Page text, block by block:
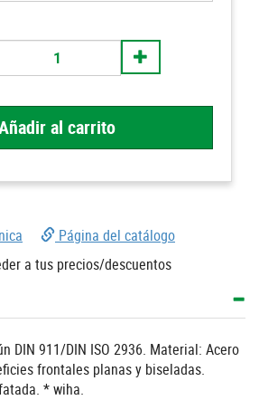
al carrito
Página del catálogo
a tus precios/descuentos
DIN 911/DIN ISO 2936. Material: Acero
frontales planas y biseladas.
* wiha.